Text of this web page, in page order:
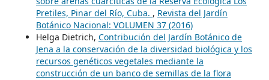
Pretiles, Pinar del Río, Cuba. , Revista del Jardín
Botánico Nacional: VOLUMEN 37 (2016)
Helga Dietrich, Contribución del Jardín Botánico de
Jena a la conservación de la diversidad biológica y los
recursos genéticos vegetales mediante la
construcción de un banco de semillas de la flora